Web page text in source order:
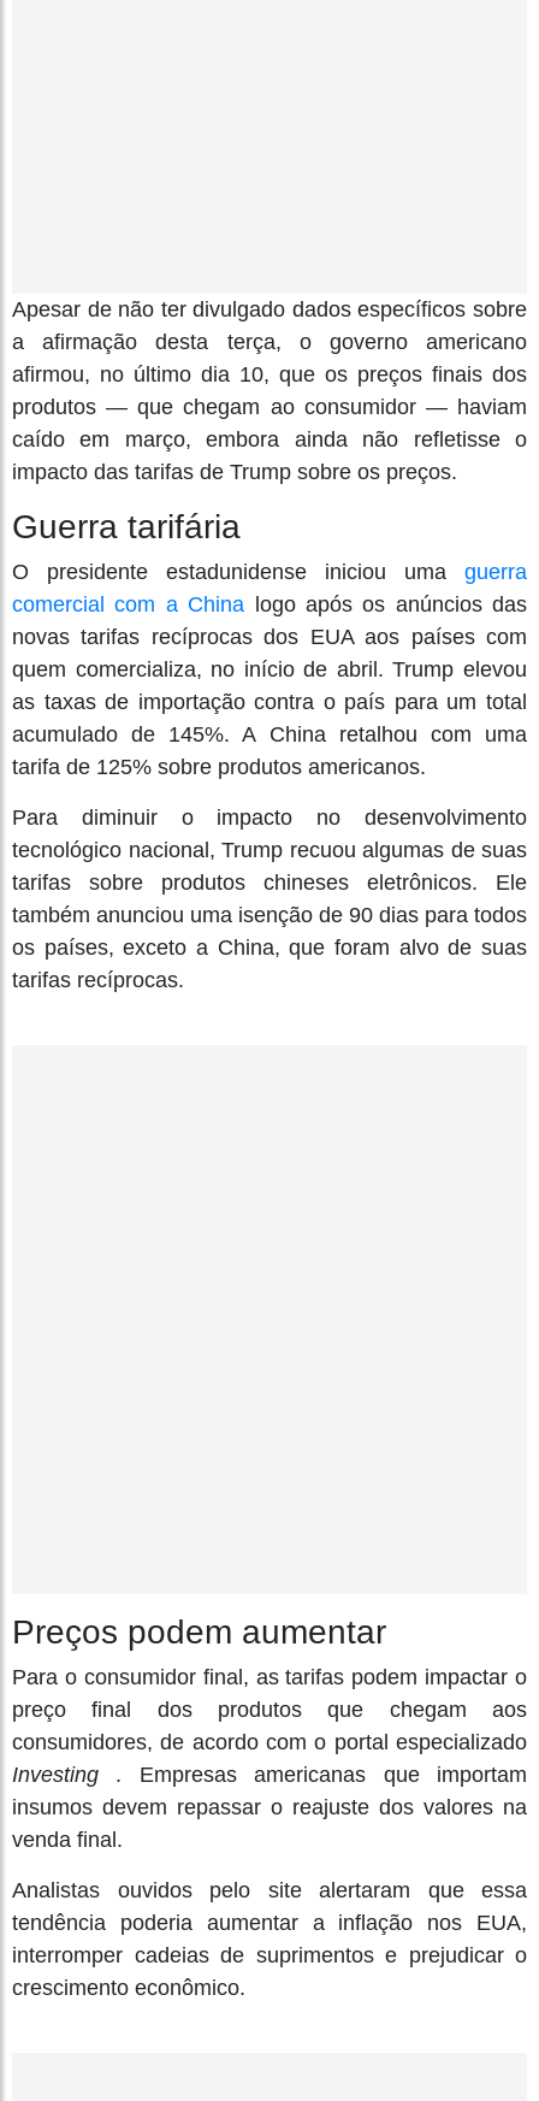
Apesar de não ter divulgado dados específicos sobre
a afirmação desta terça, o governo americano
afirmou, no último dia 10, que os preços finais dos
produtos — que chegam ao consumidor — haviam
caído em março, embora ainda não refletisse o
impacto das tarifas de Trump sobre os preços.
Guerra tarifária
O presidente estadunidense iniciou uma guerra
comercial com a China logo após os anúncios das
novas tarifas recíprocas dos EUA aos países com
quem comercializa, no início de abril. Trump elevou
as taxas de importação contra o país para um total
acumulado de 145%. A China retalhou com uma
tarifa de 125% sobre produtos americanos.
Para diminuir o impacto no desenvolvimento
tecnológico nacional, Trump recuou algumas de suas
tarifas sobre produtos chineses eletrônicos. Ele
também anunciou uma isenção de 90 dias para todos
os países, exceto a China, que foram alvo de suas
tarifas recíprocas.
Preços podem aumentar
Para o consumidor final, as tarifas podem impactar o
preço final dos produtos que chegam aos
consumidores, de acordo com o portal especializado
Investing . Empresas americanas que importam
insumos devem repassar o reajuste dos valores na
venda final.
Analistas ouvidos pelo site alertaram que essa
tendência poderia aumentar a inflação nos EUA,
interromper cadeias de suprimentos e prejudicar o
crescimento econômico.